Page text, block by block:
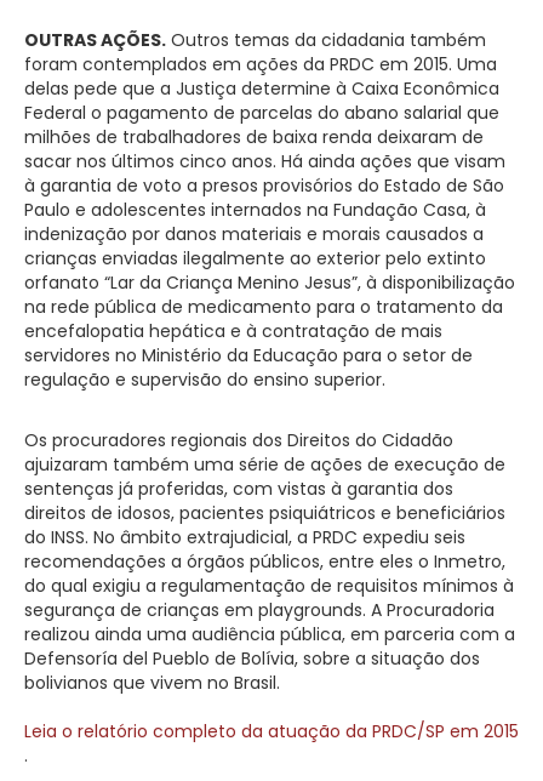
OUTRAS AÇÕES. Outros temas da cidadania também
foram contemplados em ações da PRDC em 2015. Uma
delas pede que a Justiça determine à Caixa Econômica
Federal o pagamento de parcelas do abano salarial que
milhões de trabalhadores de baixa renda deixaram de
sacar nos últimos cinco anos. Há ainda ações que visam
à garantia de voto a presos provisórios do Estado de São
Paulo e adolescentes internados na Fundação Casa, à
indenização por danos materiais e morais causados a
crianças enviadas ilegalmente ao exterior pelo extinto
orfanato “Lar da Criança Menino Jesus”, à disponibilização
na rede pública de medicamento para o tratamento da
encefalopatia hepática e à contratação de mais
servidores no Ministério da Educação para o setor de
regulação e supervisão do ensino superior.
Os procuradores regionais dos Direitos do Cidadão
ajuizaram também uma série de ações de execução de
sentenças já proferidas, com vistas à garantia dos
direitos de idosos, pacientes psiquiátricos e beneficiários
do INSS. No âmbito extrajudicial, a PRDC expediu seis
recomendações a órgãos públicos, entre eles o Inmetro,
do qual exigiu a regulamentação de requisitos mínimos à
segurança de crianças em playgrounds. A Procuradoria
realizou ainda uma audiência pública, em parceria com a
Defensoría del Pueblo de Bolívia, sobre a situação dos
bolivianos que vivem no Brasil.
Leia o relatório completo da atuação da PRDC/SP em 2015
.